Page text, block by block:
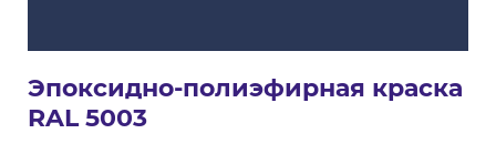
Эпоксидно-полиэфирная краска
RAL 5003